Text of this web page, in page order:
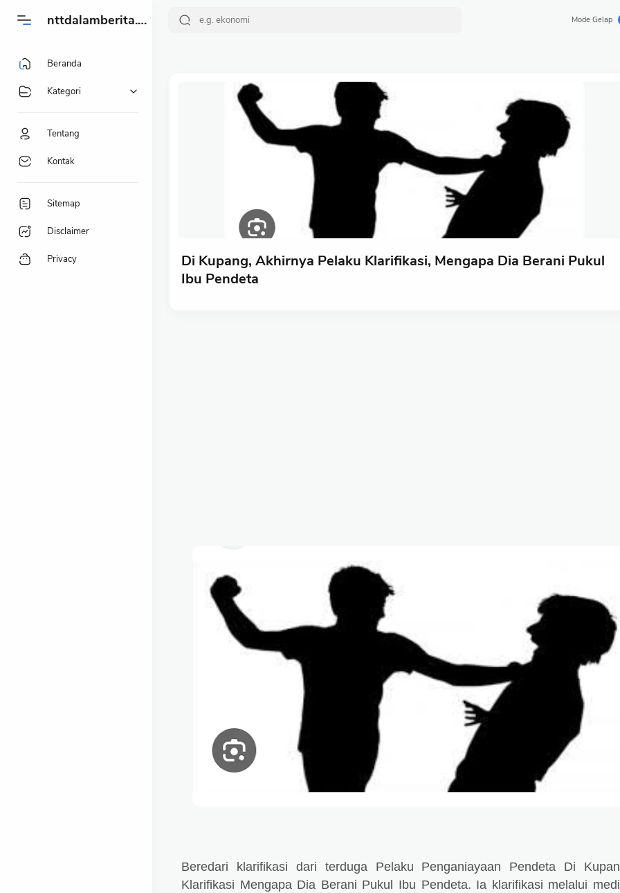
nttdalamberita.my.id Mode Gelap
Di Kupang, Akhirnya Pelaku Klarifikasi, Mengapa Dia Berani Pukul
Ibu Pendeta
Beredari klarifikasi dari terduga Pelaku Penganiayaan Pendeta Di
Klarifikasi Mengapa Dia Berani Pukul Ibu Pendeta. Ia klarifikasi melalui
Beranda
Kategori
Tentang
Kontak
Sitemap
Disclaimer
Privacy